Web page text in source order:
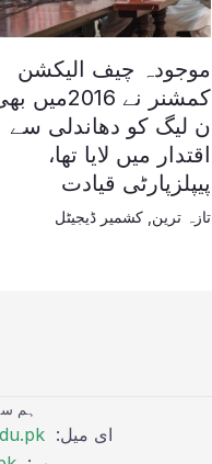
موجودہ چیف الیکشن
کمشنر نے 2016میں
ن لیگ کو دھاندلی سے
اقتدار میں لایا تھا،
پیپلزپارٹی قیادت
تازہ ترین ,کشمیر ڈیجیٹل
ہم
ای میل: